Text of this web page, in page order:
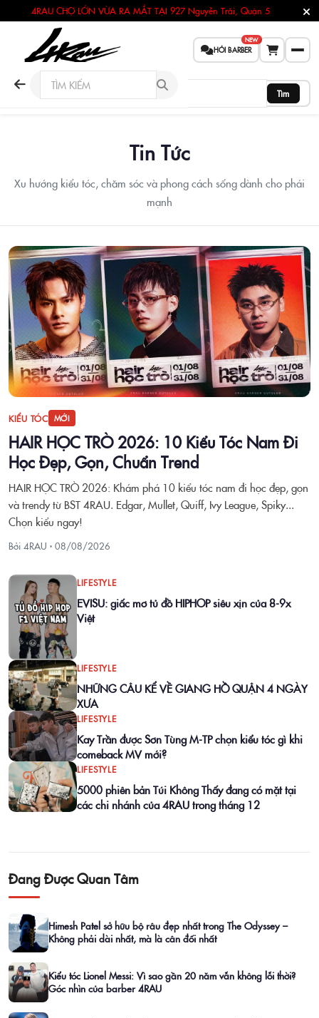
4RAU CHỢ LỚN VỪA RA MẮT TẠI 927 Nguyễn Trãi, Quận 5
HỎI BARBER
NEW
Tìm
Tin Tức
Xu hướng kiểu tóc, chăm sóc và phong cách sống dành cho phái
mạnh
KIỂU TÓC MỚI
HAIR HỌC TRÒ 2026: 10 Kiểu Tóc Nam Đi
Học Đẹp, Gọn, Chuẩn Trend
HAIR HỌC TRÒ 2026: Khám phá 10 kiểu tóc nam đi học đẹp, gọn
và trendy từ BST 4RAU. Edgar, Mullet, Quiff, Ivy League, Spiky...
Chọn kiểu ngay!
Bởi 4RAU · 08/08/2026
LIFESTYLE
EVISU: giấc mơ tủ đồ HIPHOP siêu xịn của 8-9x
Việt
LIFESTYLE
NHỮNG CÂU KỂ VỀ GIANG HỒ QUẬN 4 NGÀY
XƯA
LIFESTYLE
Kay Trần được Sơn Tùng M-TP chọn kiểu tóc gì khi
comeback MV mới?
LIFESTYLE
5000 phiên bản Túi Không Thấy đang có mặt tại
các chi nhánh của 4RAU trong tháng 12
Đang Được Quan Tâm
Himesh Patel sở hữu bộ râu đẹp nhất trong The Odyssey –
Không phải dài nhất, mà là cân đối nhất
Kiểu tóc Lionel Messi: Vì sao gần 20 năm vẫn không lỗi thời?
Góc nhìn của barber 4RAU